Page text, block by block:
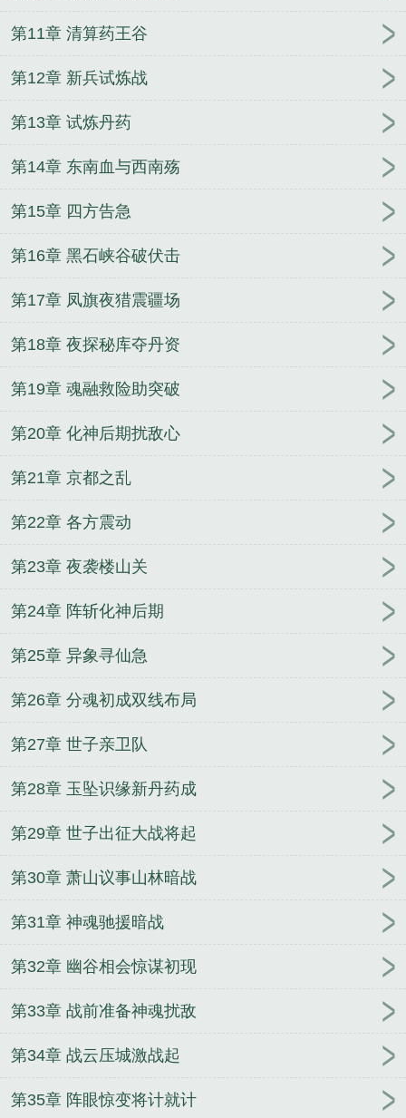
第11章 清算药王谷
第12章 新兵试炼战
第13章 试炼丹药
第14章 东南血与西南殇
第15章 四方告急
第16章 黑石峡谷破伏击
第17章 凤旗夜猎震疆场
第18章 夜探秘库夺丹资
第19章 魂融救险助突破
第20章 化神后期扰敌心
第21章 京都之乱
第22章 各方震动
第23章 夜袭楼山关
第24章 阵斩化神后期
第25章 异象寻仙急
第26章 分魂初成双线布局
第27章 世子亲卫队
第28章 玉坠识缘新丹药成
第29章 世子出征大战将起
第30章 萧山议事山林暗战
第31章 神魂驰援暗战
第32章 幽谷相会惊谋初现
第33章 战前准备神魂扰敌
第34章 战云压城激战起
第35章 阵眼惊变将计就计